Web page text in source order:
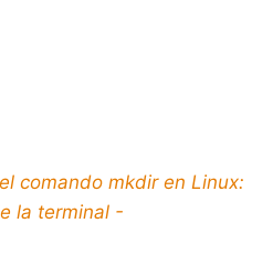
comando mkdir en Linux:
la terminal -